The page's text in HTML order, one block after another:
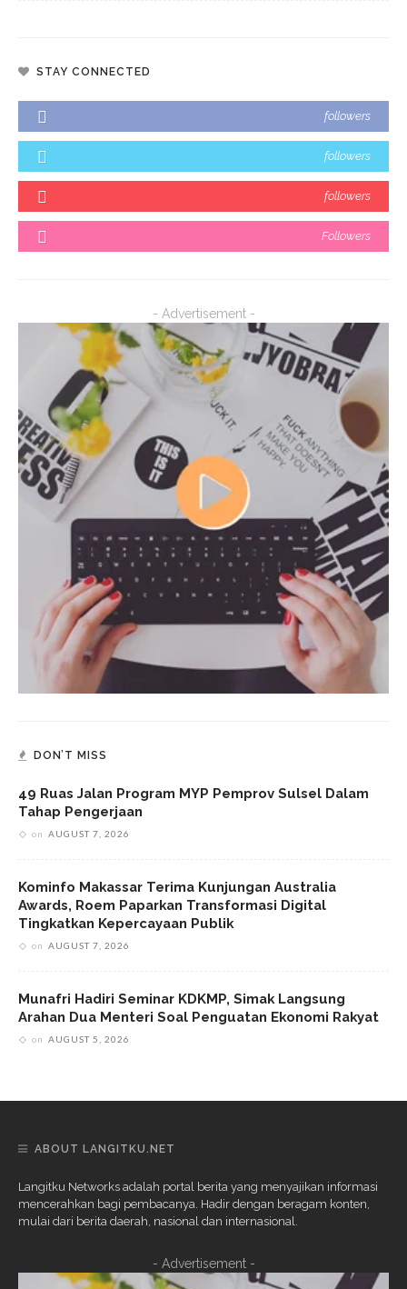
STAY CONNECTED
followers
followers
followers
Followers
- Advertisement -
DON’T MISS
49 Ruas Jalan Program MYP Pemprov Sulsel Dalam
Tahap Pengerjaan
on AUGUST 7, 2026
Kominfo Makassar Terima Kunjungan Australia
Awards, Roem Paparkan Transformasi Digital
Tingkatkan Kepercayaan Publik
on AUGUST 7, 2026
Munafri Hadiri Seminar KDKMP, Simak Langsung
Arahan Dua Menteri Soal Penguatan Ekonomi Rakyat
on AUGUST 5, 2026
ABOUT LANGITKU.NET
Langitku Networks adalah portal berita yang menyajikan informasi
mencerahkan bagi pembacanya. Hadir dengan beragam konten,
mulai dari berita daerah, nasional dan internasional.
- Advertisement -